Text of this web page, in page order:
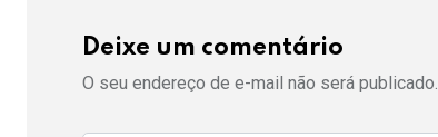
Deixe um comentário
O seu endereço de e-mail não será publicado.